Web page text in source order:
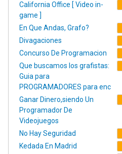
California Office [ Video in-
game ]
En Que Andas, Grafo?
Divagaciones
Concurso De Programacion
Que buscamos los grafistas:
Guia para
PROGRAMADORES para enc
Ganar Dinero,siendo Un
Programador De
Videojuegos
No Hay Seguridad
Kedada En Madrid